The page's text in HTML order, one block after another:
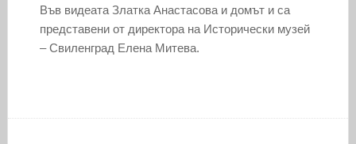
Във видеата Златка Анастасова и домът и са
представени от директора на Исторически музей
– Свиленград Елена Митева.